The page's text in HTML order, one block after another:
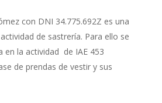
con DNI 34.775.692Z es una
de sastrería. Para ello se
en la actividad de IAE 453
de prendas de vestir y sus